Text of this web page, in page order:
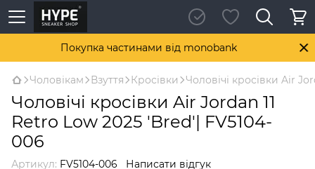
Покупка частинами від monobank
Чоловікам Взуття Кросівки Чоловічі кросівки Air
Чоловічі кросівки Air Jordan 11
Retro Low 2025 'Bred'| FV5104-
006
Артикул: FV5104-006 Написати відгук